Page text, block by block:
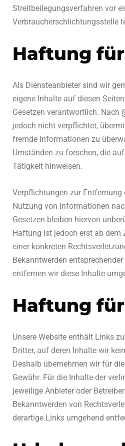
Streitbeilegungsverfahren vor
Verbraucherschlichtungsstelle
Haftung
Als Diensteanbieter sind wir
eigene Inhalte auf diesen
Gesetzen verantwortlich. Nach
jedoch nicht verpflichtet,
fremde Informationen zu
Umständen zu forschen, die
Tätigkeit hinweisen.
Verpflichtungen zur Entfernung
Nutzung von Informationen
Gesetzen bleiben hiervon
Haftung ist jedoch erst ab dem
einer konkreten
Bekanntwerden
entfernen wir diese Inhalte
Haftung
Unsere Website enthält Links
Dritter, auf deren Inhalte wir
Deshalb übernehmen wir für
Gewähr. Für die Inhalte der
jeweilige Anbieter oder
Bekanntwerden von
derartige Links umgehend